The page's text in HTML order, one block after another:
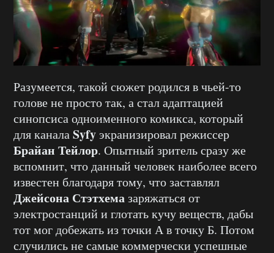
Разумеется, такой сюжет родился в чьей-то
голове не просто так, а стал адаптацией
синопсиса одноименного комикса, который
для каналаSyfyэкранизировал режиссер
Брайан Тейлор. Опытный зритель сразу же
вспомнит, что данный человек наиболее всего
известен благодаря тому, что заставлял
Джейсона Стэтхемазаряжаться от
электростанций и глотать кучу веществ, дабы
тот мог добежать из точки А в точку Б. Потом
случились не самые коммерчески успешные